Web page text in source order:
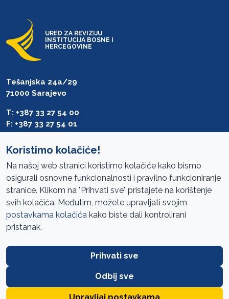
URED ZA REVIZIJU
INSTITUCIJA BOSNE I
HERCEGOVINE
Tešanjska 24a/29
71000 Sarajevo
T: +387 33 27 54 00
F: +387 33 27 54 01
Pristup informacijama
Mapa sajta
Oglasi
FAQ
Koristimo kolačiće!
Na našoj web stranici koristimo kolačiće kako bismo
osigurali osnovne funkcionalnosti i pravilno funkcioniranje
stranice. Klikom na "Prihvati sve" pristajete na korištenje
svih kolačića. Međutim, možete upravljati svojim
postavkama kolačića kako biste dali kontrolirani
pristanak.
Prihvati sve
Odbij sve